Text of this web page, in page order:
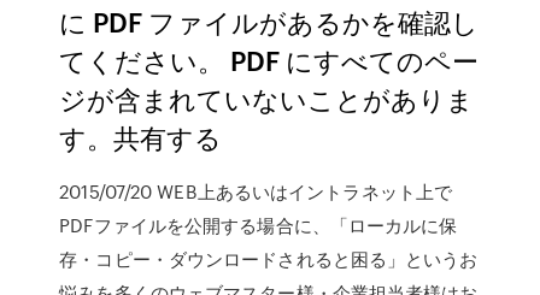
に PDF ファイルがあるかを確認し
てください。 PDF にすべてのペー
ジが含まれていないことがありま
す。共有する
2015/07/20 WEB上あるいはイントラネット上で
PDFファイルを公開する場合に、「ローカルに保
存・コピー・ダウンロードされると困る」というお